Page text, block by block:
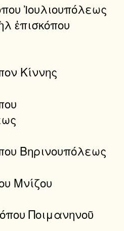
Ἰουλιουπόλεως
ἐπισκόπου
Κίννης
Βηρινουπόλεως
Μνίζου
Ποιμανηνοῦ